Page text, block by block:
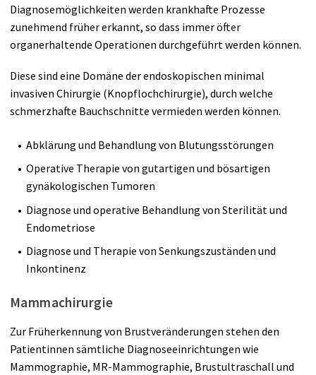
Diagnosemöglichkeiten werden krankhafte Prozesse
zunehmend früher erkannt, so dass immer öfter
organerhaltende Operationen durchgeführt werden können.
Diese sind eine Domäne der endoskopischen minimal
invasiven Chirurgie (Knopflochchirurgie), durch welche
schmerzhafte Bauchschnitte vermieden werden können.
Abklärung und Behandlung von Blutungsstörungen
Operative Therapie von gutartigen und bösartigen
gynäkologischen Tumoren
Diagnose und operative Behandlung von Sterilität und
Endometriose
Diagnose und Therapie von Senkungszuständen und
Inkontinenz
Mammachirurgie
Zur Früherkennung von Brustveränderungen stehen den
Patientinnen sämtliche Diagnoseeinrichtungen wie
Mammographie, MR-Mammographie, Brustultraschall und